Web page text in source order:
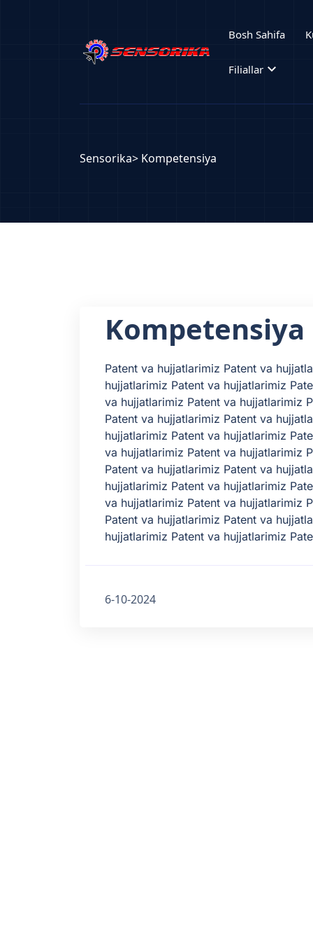
Bosh Sahifa
Filiallarexpand_more
Sensorika> Kompetensiya
Kompetensiya
Patent va hujjatlarimiz Patent va
hujjatlarimiz Patent va hujjatlarimiz
va hujjatlarimiz Patent va hujjatlarimiz
Patent va hujjatlarimiz Patent va
hujjatlarimiz Patent va hujjatlarimiz
va hujjatlarimiz Patent va hujjatlarimiz
Patent va hujjatlarimiz Patent va
hujjatlarimiz Patent va hujjatlarimiz
va hujjatlarimiz Patent va hujjatlarimiz
Patent va hujjatlarimiz Patent va
hujjatlarimiz Patent va hujjatlarimiz
6-10-2024